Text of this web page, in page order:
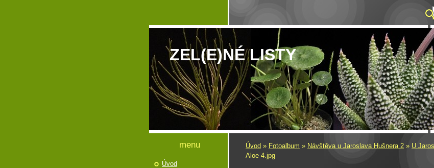
ZEL(E)NÉ LISTY
Úvod » Fotoalbum » Návštěva u Jaroslava Hušnera 2 » U
Aloe 4.jpg
menu
Úvod